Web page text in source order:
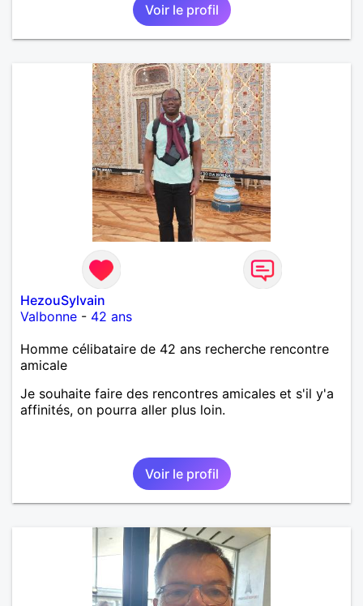
Voir le profil
HezouSylvain
Valbonne - 42 ans
Homme célibataire de 42 ans recherche rencontre
amicale
Je souhaite faire des rencontres amicales et s'il y'a
affinités, on pourra aller plus loin.
Voir le profil